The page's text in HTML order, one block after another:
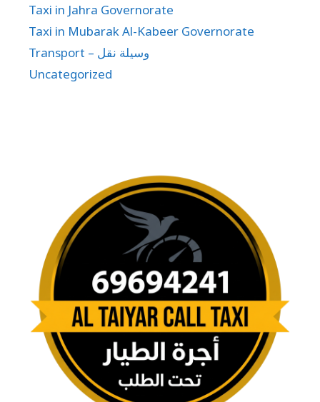
Taxi in Jahra Governorate
Taxi in Mubarak Al-Kabeer Governorate
Transport – وسيلة نقل
Uncategorized